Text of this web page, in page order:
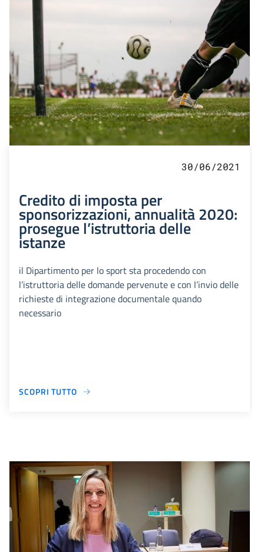
30/06/2021
Credito di imposta per
sponsorizzazioni, annualità 2020:
prosegue l’istruttoria delle
istanze
il Dipartimento per lo sport sta procedendo con
l’istruttoria delle domande pervenute e con l’invio delle
richieste di integrazione documentale quando
necessario
SCOPRI TUTTO